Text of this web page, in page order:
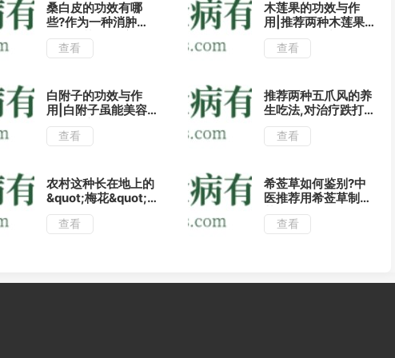
桑白皮的功效有哪
些?作为一种消肿平
喘的中药,了解它的
这几种用法药效更佳
查看
木莲果的功效与作
用|推荐两种木莲果
的吃法有止咳消肿的
功效!
查看
白附子的功效与作
用|白附子虽能美容
但也要注意用法,以
免弄巧成拙!
查看
推荐两种五爪风的养
生吃法,对治疗跌打
损伤有很好的疗效!
查看
农村这种长在地上的
&quot;梅花&quot;
又称喉咙草,治疗咽
喉肿痛有奇效!
查看
希莶草如何鉴别?中
医推荐用希莶草制作
药丸食用可治疗风湿
痹痛!
查看